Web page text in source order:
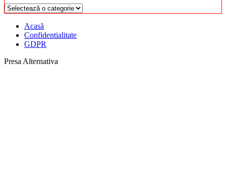
Categorii
Acasă
Confidentialitate
GDPR
Presa Alternativa